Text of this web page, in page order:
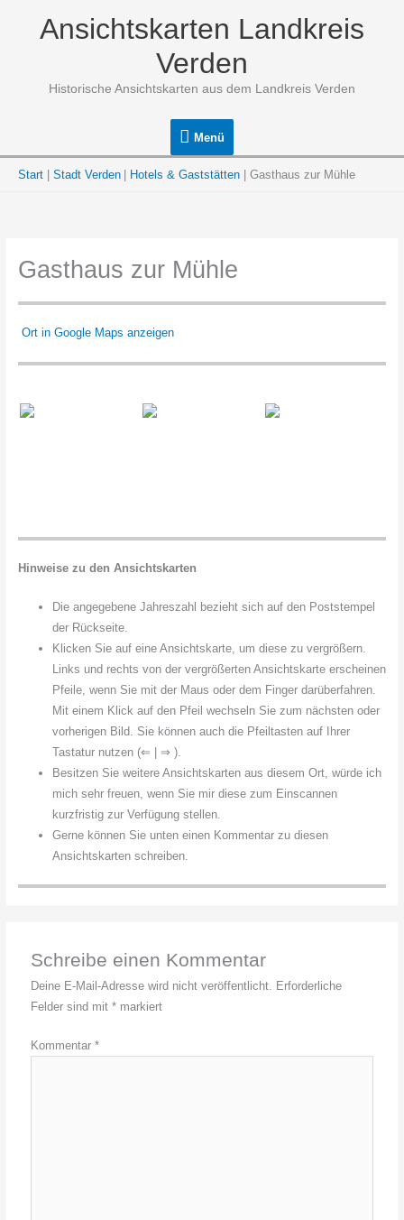
Ansichtskarten Landkreis
Verden
Historische Ansichtskarten aus dem Landkreis Verden
Menü
Menü
Start Stadt Verden Hotels & Gaststätten Gasthaus zur Mühle
Gasthaus zur Mühle
Ort in Google Maps anzeigen
Hinweise zu den Ansichtskarten
Die angegebene Jahreszahl bezieht sich auf den Poststempel
der Rückseite.
Klicken Sie auf eine Ansichtskarte, um diese zu vergrößern.
Links und rechts von der vergrößerten Ansichtskarte erscheinen
Pfeile, wenn Sie mit der Maus oder dem Finger darüberfahren.
Mit einem Klick auf den Pfeil wechseln Sie zum nächsten oder
vorherigen Bild. Sie können auch die Pfeiltasten auf Ihrer
Tastatur nutzen (⇐ | ⇒ ).
Besitzen Sie weitere Ansichtskarten aus diesem Ort, würde ich
mich sehr freuen, wenn Sie mir diese zum Einscannen
kurzfristig zur Verfügung stellen.
Gerne können Sie unten einen Kommentar zu diesen
Ansichtskarten schreiben.
Schreibe einen Kommentar
Deine E-Mail-Adresse wird nicht veröffentlicht. Erforderliche
Felder sind mit* markiert
Kommentar*